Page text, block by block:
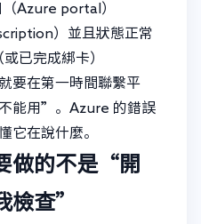
Azure portal）
）並且狀態正常
已完成綁卡）
要在第一時間聯繫平
能用”。Azure 的錯誤
它在說什麼。
做的不是“開
檢查”